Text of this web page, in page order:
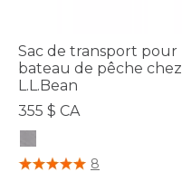
Sac de transport pour
bateau de pêche chez
L.L.Bean
355 $ CA
5 sur 5 Évaluation des clients
8